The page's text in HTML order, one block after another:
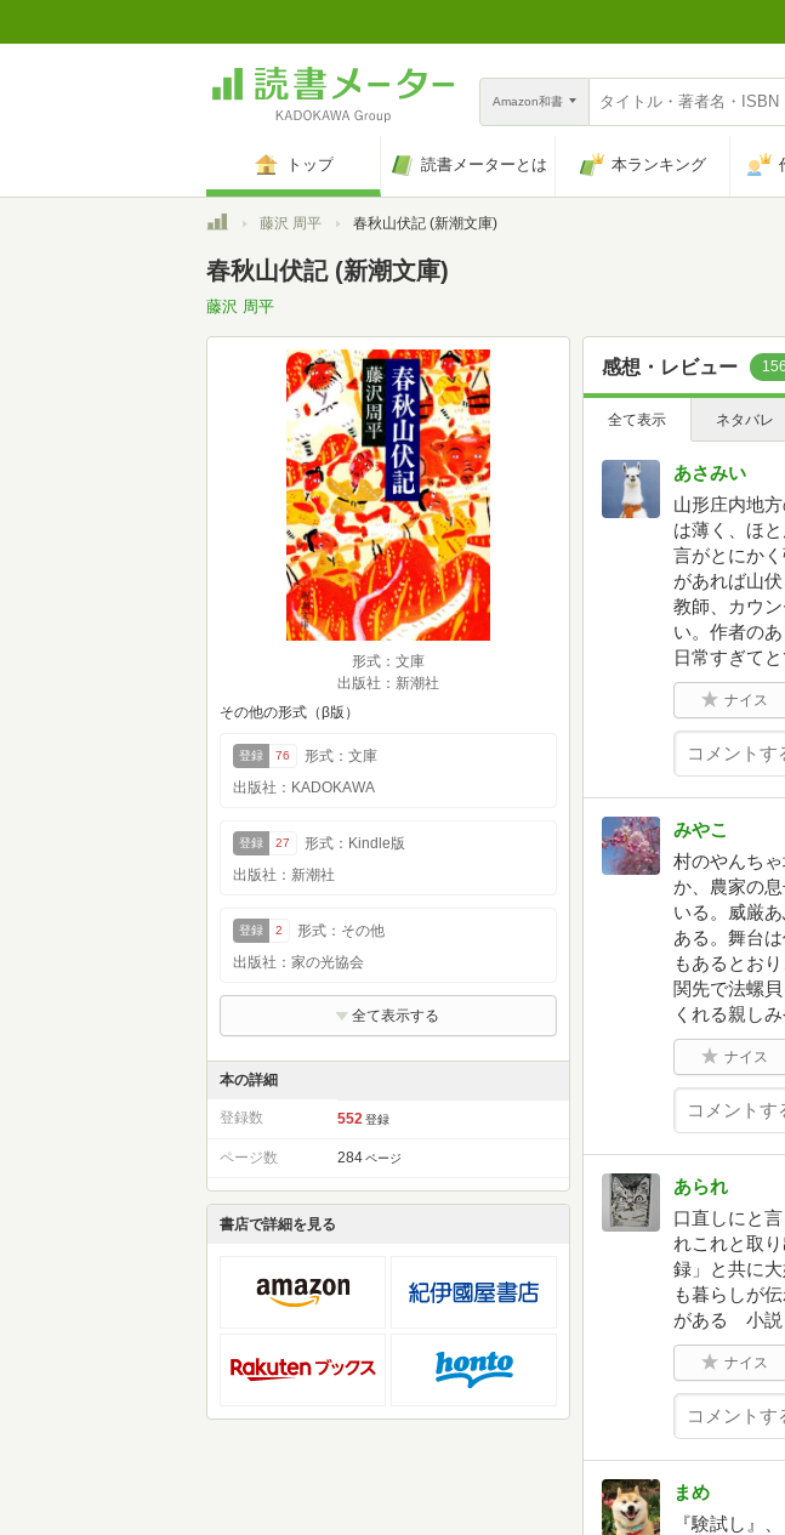
Amazon和書
トップ 読書メーターとは 本ランキング
トップ藤沢 周平 春秋山伏記 (新潮文庫)
春秋山伏記 (新潮文庫)
藤沢 周平
形式：文庫
出版社：新潮社
その他の形式（β版）
登録 76
形式：文庫
出版社：KADOKAWA
登録 27
形式：Kindle版
出版社：新潮社
登録 2
形式：その他
出版社：家の光協会
全て表示する
本の詳細
登録数 552 登録
ページ数 284 ページ
書店で詳細を見る
感想・レビュー 156
全て表示 ネタバレ
あさみい
山形庄内地
は薄く、ほ
言がとにか
があれば山
教師、カウ
い。作者の
日常すぎて
ナイス
みやこ
村のやんち
か、農家の
いる。威厳
ある。舞台
もあるとお
関先で法螺
くれる親し
ナイス
あられ
口直しにと
れこれと取
録」と共に
も暮らしが
がある 小説
ナイス
まめ
『験試し』